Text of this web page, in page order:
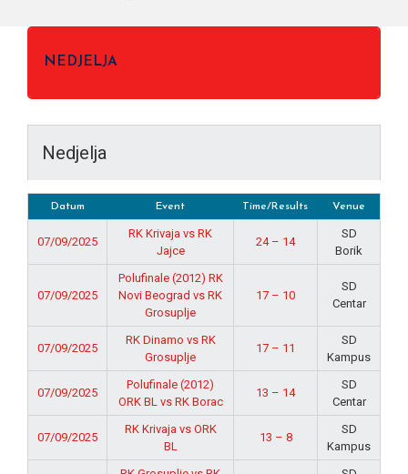
NEDJELJA
Nedjelja
Datum Event Time/Results Venue
07/09/2025
RK Krivaja vs RK
Jajce
24 – 14
SD
Borik
07/09/2025
Polufinale (2012) RK
Novi Beograd vs RK
Grosuplje
17 – 10
SD
Centar
07/09/2025
RK Dinamo vs RK
Grosuplje
17 – 11
SD
Kampus
07/09/2025
Polufinale (2012)
ORK BL vs RK Borac
13 – 14
SD
Centar
07/09/2025
RK Krivaja vs ORK
BL
13 – 8
SD
Kampus